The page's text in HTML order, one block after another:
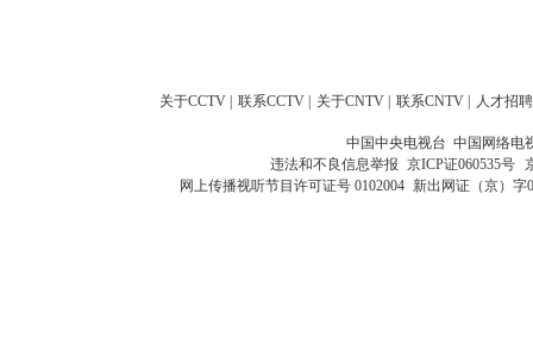
关于CCTV 联系CCTV 关于CNTV 联系CNTV 人才招聘
中国中央电视台 中国网络电
违法和不良信息举报 京ICP证060535号
网上传播视听节目许可证号 0102004 新出网证（京）